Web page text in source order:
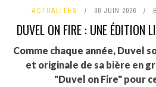
ACTUALITÉS 30 JUIN 2026
DUVEL ON FIRE : UNE ÉDITION
Comme chaque année, Duvel
et originale de sa bière en
"Duvel on Fire" pour